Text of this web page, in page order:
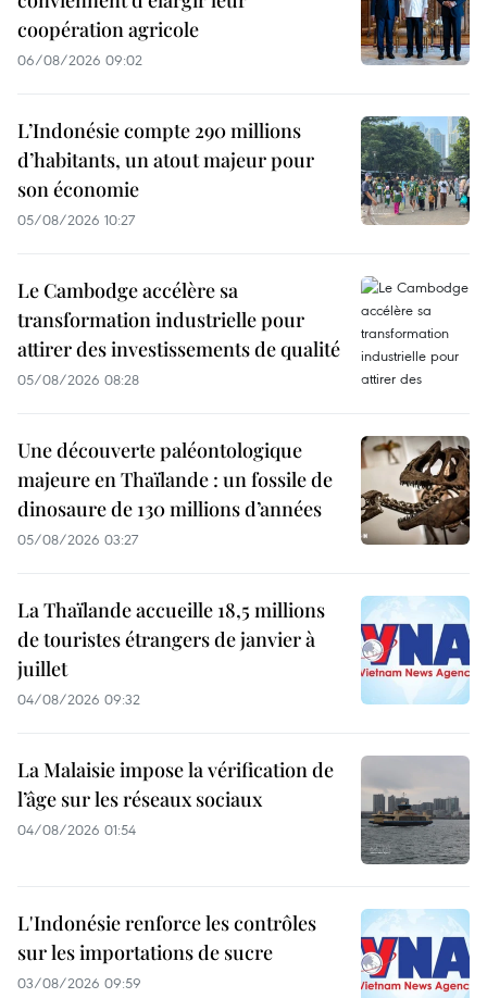
coopération agricole
06/08/2026 09:02
L’Indonésie compte 290 millions
d’habitants, un atout majeur pour
son économie
05/08/2026 10:27
Le Cambodge accélère sa
transformation industrielle pour
attirer des investissements de qualité
05/08/2026 08:28
Une découverte paléontologique
majeure en Thaïlande : un fossile de
dinosaure de 130 millions d’années
05/08/2026 03:27
La Thaïlande accueille 18,5 millions
de touristes étrangers de janvier à
juillet
04/08/2026 09:32
La Malaisie impose la vérification de
l’âge sur les réseaux sociaux
04/08/2026 01:54
L'Indonésie renforce les contrôles
sur les importations de sucre
03/08/2026 09:59